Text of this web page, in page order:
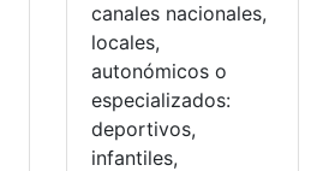
canales nacionales,
locales,
autonómicos o
especializados:
deportivos,
infantiles,